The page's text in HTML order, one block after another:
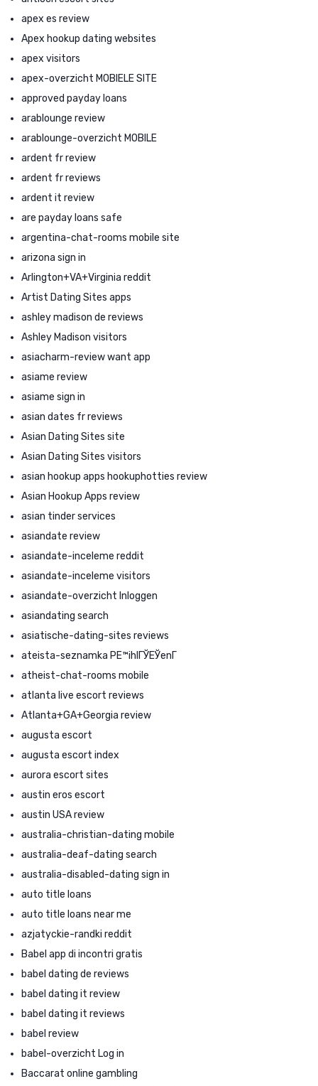
apex es review
Apex hookup dating websites
apex visitors
apex-overzicht MOBIELE SITE
approved payday loans
arablounge review
arablounge-overzicht MOBILE
ardent fr review
ardent fr reviews
ardent it review
are payday loans safe
argentina-chat-rooms mobile site
arizona sign in
Arlington+VA+Virginia reddit
Artist Dating Sites apps
ashley madison de reviews
Ashley Madison visitors
asiacharm-review want app
asiame review
asiame sign in
asian dates fr reviews
Asian Dating Sites site
Asian Dating Sites visitors
asian hookup apps hookuphotties review
Asian Hookup Apps review
asian tinder services
asiandate review
asiandate-inceleme reddit
asiandate-inceleme visitors
asiandate-overzicht Inloggen
asiandating search
asiatische-dating-sites reviews
ateista-seznamka PЕ™ihlГЎЕЎenГ­
atheist-chat-rooms mobile
atlanta live escort reviews
Atlanta+GA+Georgia review
augusta escort
augusta escort index
aurora escort sites
austin eros escort
austin USA review
australia-christian-dating mobile
australia-deaf-dating search
australia-disabled-dating sign in
auto title loans
auto title loans near me
azjatyckie-randki reddit
Babel app di incontri gratis
babel dating de reviews
babel dating it review
babel dating it reviews
babel review
babel-overzicht Log in
Baccarat online gambling